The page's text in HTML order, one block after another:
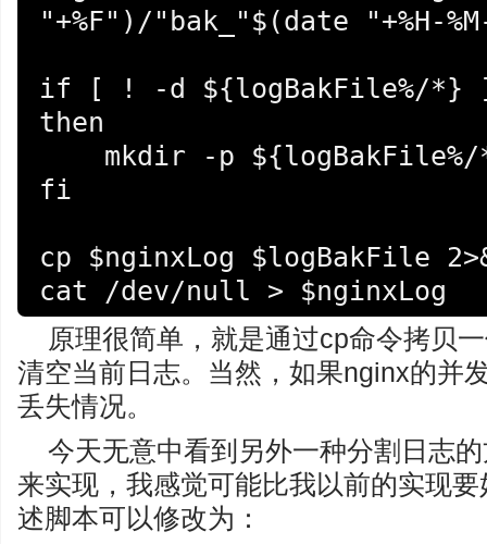
"+%F")/"bak_"$(date "+%H-
if [ ! -d ${logBakFile%/*}
then
fi
cp $nginxLog $logBakFile
cat /dev/null > $nginxLog
原理很简单，就是通过cp命令拷贝
清空当前日志。当然，如果nginx的并
丢失情况。
今天无意中看到另外一种分割日志
来实现，我感觉可能比我以前的实现
述脚本可以修改为：